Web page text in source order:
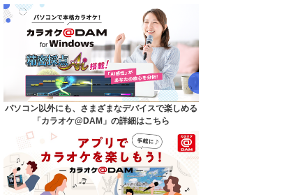
とも録音
ラオケ＠DAM
ーザー検索
ャンペーン
よくあるご質問
パソコン以外にも、さまざまなデバイスで楽しめる
「カラオケ@DAM」の詳細はこちら